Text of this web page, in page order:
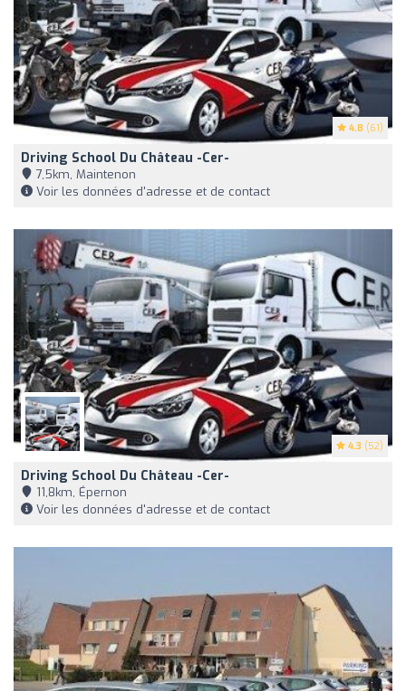
4.8 (61)
Driving School Du Château -Cer-
7,5km, Maintenon
Voir les données d'adresse et de contact
4.3 (52)
Driving School Du Château -Cer-
11,8km, Épernon
Voir les données d'adresse et de contact